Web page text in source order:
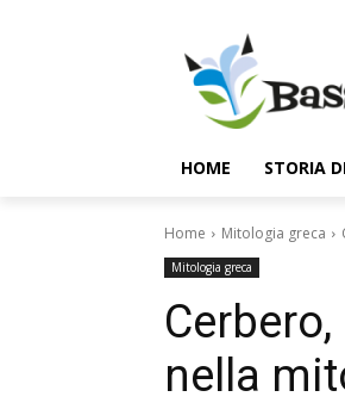
HOME STORIA
Home Mitologia greca
Mitologia greca
nella